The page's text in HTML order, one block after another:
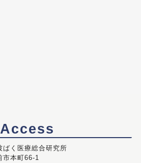
Access
ばく医療総合研究所
本町66-1